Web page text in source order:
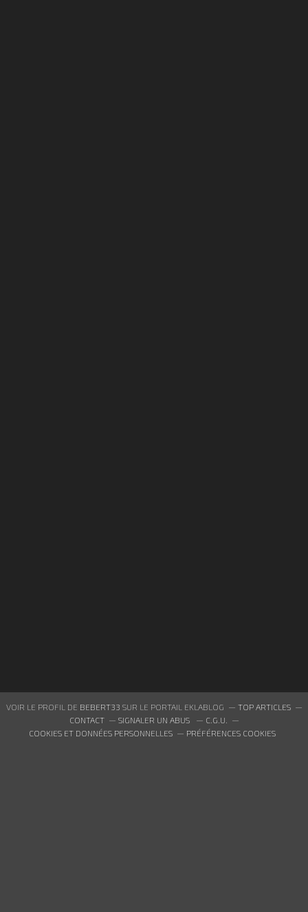
VOIR LE PROFIL DE BEBERT33 SUR LE PORTAIL EKLABLOG
TOP ARTICLES
CONTACT
SIGNALER UN ABUS
C.G.U.
COOKIES ET DONNÉES PERSONNELLES
PRÉFÉRENCES COOKIES